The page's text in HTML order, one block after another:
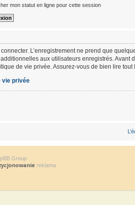
mon statut en ligne pour cette session
L’enregistrement ne prend que
aux utilisateurs enregistrés. Avant
de vie privée. Assurez-vous de bien lire tout
vie privée
Group
reklama